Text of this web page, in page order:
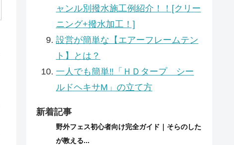
ャンル別撥水施工例紹介！！[クリー
ニング+撥水加工！]
設営が簡単な【エアーフレームテン
ト】とは？
一人でも簡単‼「ＨＤタープ シー
ルドヘキサM」の立て方
新着記事
野外フェス初心者向け完全ガイド｜そらのした
が教える...